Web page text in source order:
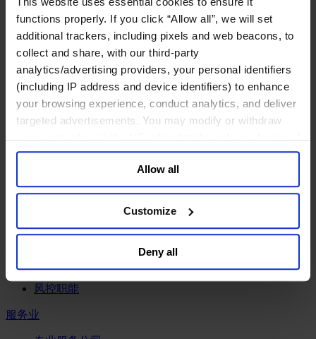
functions properly. If you click “Allow all”, we will set
additional trackers, including pixels and web beacons, to
collect and share, with our third-party
analytics/advertising providers, your personal identifiers
(including IP address and device identifiers) to enhance
your browsing experience, conduct analytics, and deliver
targeted advertisements. You may modify or withdraw
your consent or, in the US, object to the sale or sharing of
your data for targeted advertising, by clicking “Do Not
Sell or Share My Personal Information” in the footer of
the website. You must opt-out of each device and each
browser. For additional information and retention terms
general collection and use of personal information see
Allow all
Customize
Deny all
工业
化工与过程工业咨询团队
机械与工业技术
汽车与交通设备
能源业
金属与矿业
金融服务业
主权财富基金
保险业
投资银行、企业银行与金融市场
私募股权投资行业
财富管理
零售金融服务
风控职能
服务业